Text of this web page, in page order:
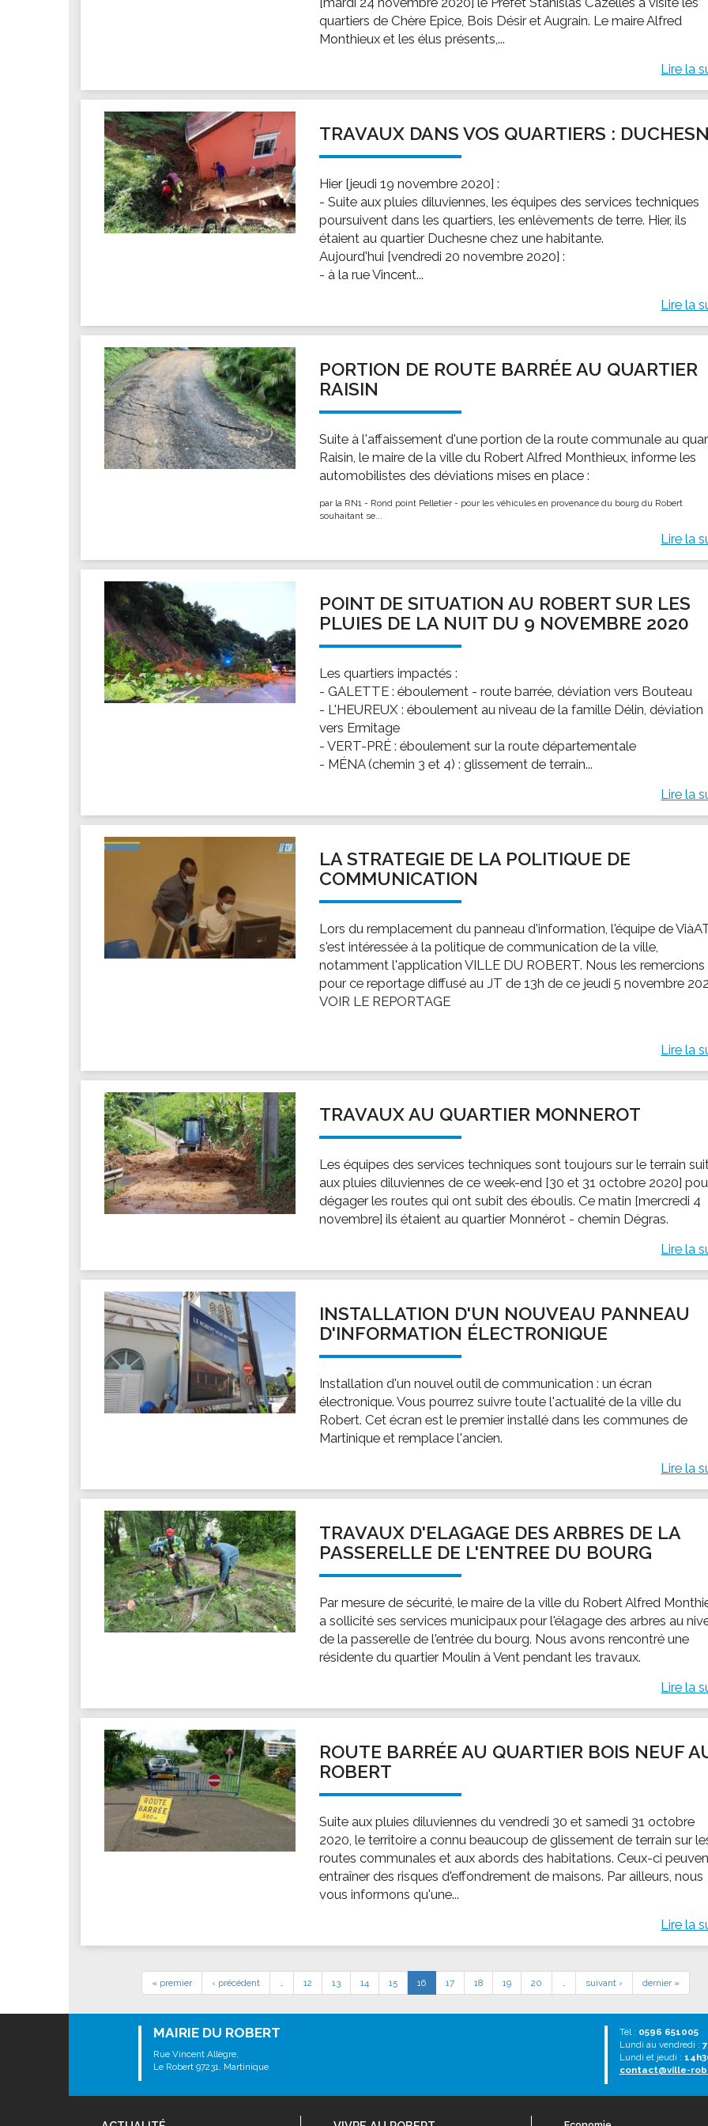
Les espaces numériques
Infos baignade
Infos sargasse
Toilettes publiques
Stationnement
Annuaire santé
quartiers de Chère Epice, Bois Désir et Augrain. Le maire Alfred
Monthieux et les élus présents,...
Lire la
TRAVAUX DANS VOS QUARTIERS :
Hier [jeudi 19 novembre 2020] :
- Suite aux pluies diluviennes, les équipes des services techniques
poursuivent dans les quartiers, les enlèvements de terre. Hier, ils
étaient au quartier Duchesne chez une habitante.
Aujourd'hui [vendredi 20 novembre 2020] :
- à la rue Vincent...
Lire la
PORTION DE ROUTE BARRÉE AU QUARTIER
RAISIN
Suite à l'affaissement d'une portion de la route communale au
Raisin, le maire de la ville du Robert Alfred Monthieux, informe les
automobilistes des déviations mises en place :
par la RN1 - Rond point Pelletier - pour les véhicules en provenance du bourg du Robert
souhaitant se...
Lire la
POINT DE SITUATION AU ROBERT SUR LES
PLUIES DE LA NUIT DU 9 NOVEMBRE 2020
Les quartiers impactés :
- GALETTE : éboulement - route barrée, déviation vers Bouteau
- L'HEUREUX : éboulement au niveau de la famille Délin, déviation
vers Ermitage
- VERT-PRÉ : éboulement sur la route départementale
- MÉNA (chemin 3 et 4) : glissement de terrain...
Lire la
LA STRATEGIE DE LA POLITIQUE DE
COMMUNICATION
Lors du remplacement du panneau d'information, l'équipe de
s'est intéressée à la politique de communication de la ville,
notamment l'application VILLE DU ROBERT. Nous les remercions
pour ce reportage diffusé au JT de 13h de ce jeudi 5 novembre
VOIR LE REPORTAGE
Lire la
TRAVAUX AU QUARTIER MONNEROT
Les équipes des services techniques sont toujours sur le terrain
aux pluies diluviennes de ce week-end [30 et 31 octobre 2020]
dégager les routes qui ont subit des éboulis. Ce matin [mercredi 4
novembre] ils étaient au quartier Monnérot - chemin Dégras.
Lire la
INSTALLATION D'UN NOUVEAU PANNEAU
D'INFORMATION ÉLECTRONIQUE
Installation d'un nouvel outil de communication : un écran
électronique. Vous pourrez suivre toute l'actualité de la ville du
Robert. Cet écran est le premier installé dans les communes de
Martinique et remplace l'ancien.
Lire la
TRAVAUX D'ELAGAGE DES ARBRES DE LA
PASSERELLE DE L'ENTREE DU BOURG
Par mesure de sécurité, le maire de la ville du Robert Alfred
a sollicité ses services municipaux pour l'élagage des arbres au
de la passerelle de l'entrée du bourg. Nous avons rencontré une
résidente du quartier Moulin à Vent pendant les travaux.
Lire la
ROUTE BARRÉE AU QUARTIER BOIS NEUF
ROBERT
Suite aux pluies diluviennes du vendredi 30 et samedi 31 octobre
2020, le territoire a connu beaucoup de glissement de terrain sur
routes communales et aux abords des habitations. Ceux-ci
entraîner des risques d'effondrement de maisons. Par ailleurs, nous
vous informons qu'une...
Lire la
« premier ‹ précédent 12 13 14 15 16 17 18 19 20 suivant › dernier »
MAIRIE DU ROBERT
Rue Vincent Allègre,
Le Robert 97231, Martinique
Tél : 0596 651005
Lundi au vendredi :
Lundi et jeudi :
contact@ville-